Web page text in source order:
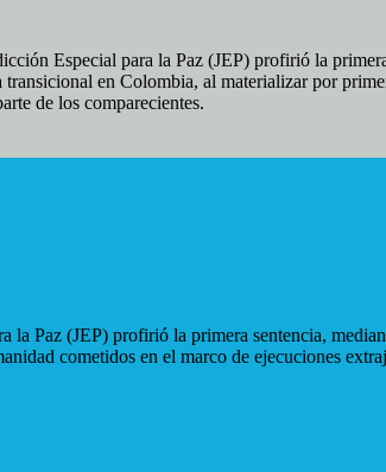
Especial para la Paz (JEP) profirió la
en Colombia, al materializar por
de los comparecientes.
la Paz (JEP) profirió la primera sentencia,
cometidos en el marco de ejecuciones